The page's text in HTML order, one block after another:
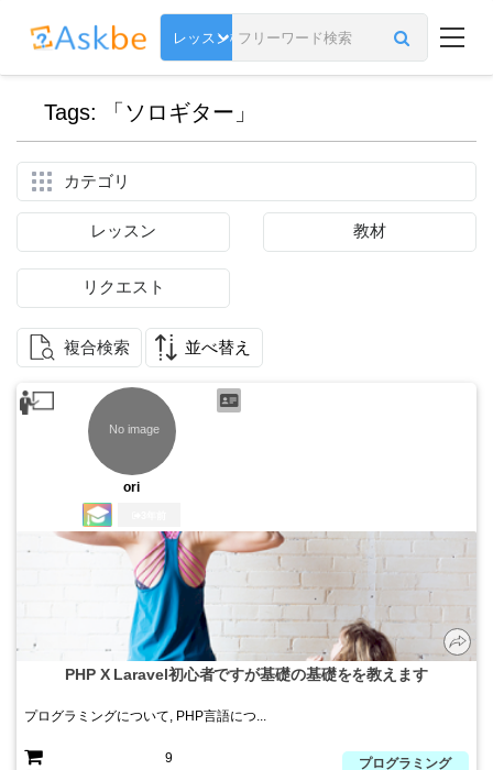
Tags: 「ソロギター」
カテゴリ
レッスン 教材
リクエスト
複合検索 並べ替え
ori
PHP X Laravel初心者ですが基礎の基礎をを教えます
プログラミングについて, PHP言語につ...
9
プログラミング